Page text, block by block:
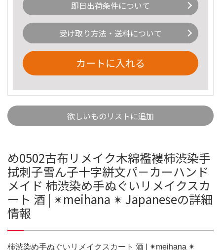
即日出荷条件について
受け取り方法・送料について
カートに入れる
欲しいものリストに追加
め0502古布リメイク木綿襤褸柿渋染手
拭刺子雪ん子十字絣文パ－カーハンド
メイド 柿渋染め手ぬぐいリメイクスカ
ート 酒 | ✴︎meihana ✴︎ Japaneseの詳細
情報
柿渋染め手ぬぐいリメイクスカート 酒 | ✴︎meihana ✴︎